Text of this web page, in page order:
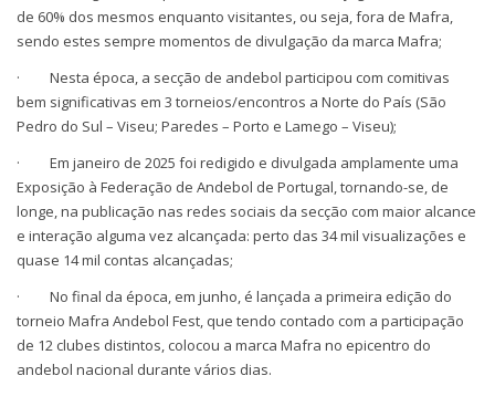
de 60% dos mesmos enquanto visitantes, ou seja, fora de Mafra,
sendo estes sempre momentos de divulgação da marca Mafra;
· Nesta época, a secção de andebol participou com comitivas
bem significativas em 3 torneios/encontros a Norte do País (São
Pedro do Sul – Viseu; Paredes – Porto e Lamego – Viseu);
· Em janeiro de 2025 foi redigido e divulgada amplamente uma
Exposição à Federação de Andebol de Portugal, tornando-se, de
longe, na publicação nas redes sociais da secção com maior alcance
e interação alguma vez alcançada: perto das 34 mil visualizações e
quase 14 mil contas alcançadas;
· No final da época, em junho, é lançada a primeira edição do
torneio Mafra Andebol Fest, que tendo contado com a participação
de 12 clubes distintos, colocou a marca Mafra no epicentro do
andebol nacional durante vários dias.